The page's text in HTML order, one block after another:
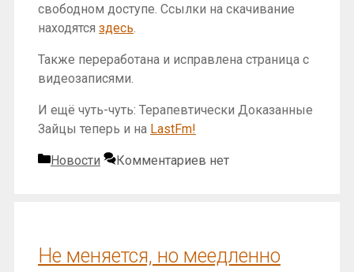
свободном доступе. Ссылки на скачивание
находятся здесь
Также переработана и исправлена страница с
видеозаписями.
И ещё чуть-чуть: Терапевтически Доказанные
Зайцы теперь и на LastFm!
Рубрики
Новости Комментариев нет
Не меняется, но меедленно